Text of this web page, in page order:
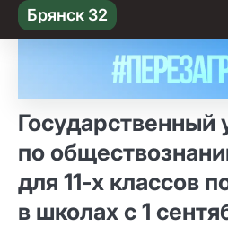
Skip
to content
Брянск 32
Государственный
по
для 11‑х классов
в школах с 1